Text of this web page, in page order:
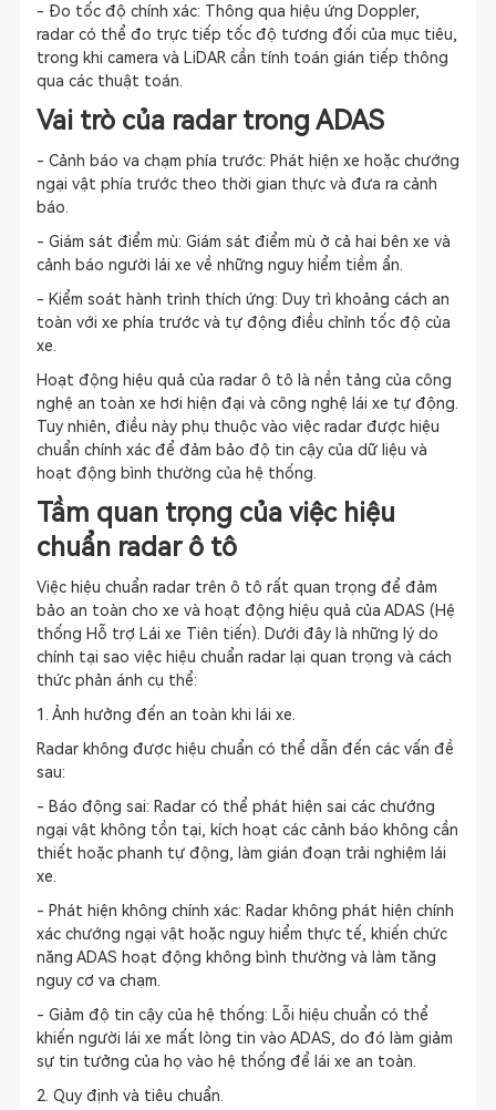
- Đo tốc độ chính xác: Thông qua hiệu ứng Doppler,
radar có thể đo trực tiếp tốc độ tương đối của mục tiêu,
trong khi camera và LiDAR cần tính toán gián tiếp thông
qua các thuật toán.
Vai trò của radar trong ADAS
- Cảnh báo va chạm phía trước: Phát hiện xe hoặc chướng
ngại vật phía trước theo thời gian thực và đưa ra cảnh
báo.
- Giám sát điểm mù: Giám sát điểm mù ở cả hai bên xe và
cảnh báo người lái xe về những nguy hiểm tiềm ẩn.
- Kiểm soát hành trình thích ứng: Duy trì khoảng cách an
toàn với xe phía trước và tự động điều chỉnh tốc độ của
xe.
Hoạt động hiệu quả của radar ô tô là nền tảng của công
nghệ an toàn xe hơi hiện đại và công nghệ lái xe tự động.
Tuy nhiên, điều này phụ thuộc vào việc radar được hiệu
chuẩn chính xác để đảm bảo độ tin cậy của dữ liệu và
hoạt động bình thường của hệ thống.
Tầm quan trọng của việc hiệu
chuẩn radar ô tô
Việc hiệu chuẩn radar trên ô tô rất quan trọng để đảm
bảo an toàn cho xe và hoạt động hiệu quả của ADAS (Hệ
thống Hỗ trợ Lái xe Tiên tiến). Dưới đây là những lý do
chính tại sao việc hiệu chuẩn radar lại quan trọng và cách
thức phản ánh cụ thể:
1. Ảnh hưởng đến an toàn khi lái xe.
Radar không được hiệu chuẩn có thể dẫn đến các vấn đề
sau:
- Báo động sai: Radar có thể phát hiện sai các chướng
ngại vật không tồn tại, kích hoạt các cảnh báo không cần
thiết hoặc phanh tự động, làm gián đoạn trải nghiệm lái
xe.
- Phát hiện không chính xác: Radar không phát hiện chính
xác chướng ngại vật hoặc nguy hiểm thực tế, khiến chức
năng ADAS hoạt động không bình thường và làm tăng
nguy cơ va chạm.
- Giảm độ tin cậy của hệ thống: Lỗi hiệu chuẩn có thể
khiến người lái xe mất lòng tin vào ADAS, do đó làm giảm
sự tin tưởng của họ vào hệ thống để lái xe an toàn.
2. Quy định và tiêu chuẩn.